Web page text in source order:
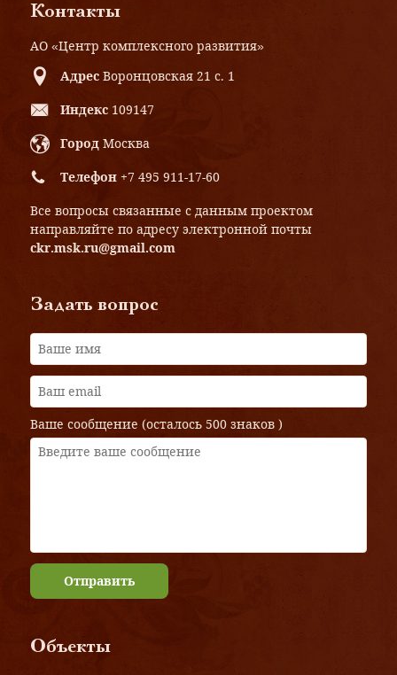
Контакты
АО «Центр комплексного развития»
Адрес Воронцовская 21 с. 1
Индекс 109147
Город Москва
Телефон +7 495 911-17-60
Все вопросы связанные с данным проектом
направляйте по адресу электронной почты
ckr.msk.ru@gmail.com
Задать вопрос
Ваше сообщение (осталось 500 знаков )
Отправить
Объекты